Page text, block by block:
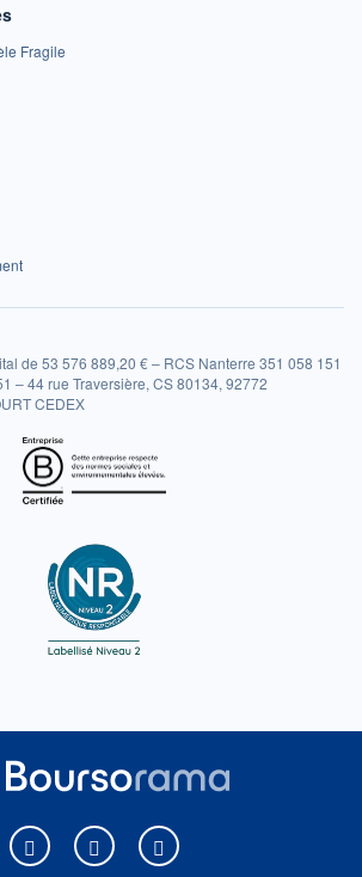
Fragile
de 53 576 889,20 € – RCS Nanterre 351 058 151
– 44 rue Traversière, CS 80134, 92772
CEDEX
Boursorama sur Facebook
Boursorama sur XBoursorama sur